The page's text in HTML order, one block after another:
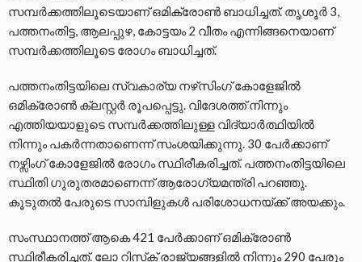
സമ്പര്‍ക്കത്തിലൂടെയാണ് ഒമിക്രോണ്‍ ബാധിച്ചത്. തൃശൂര്‍ 3,
പത്തനംതിട്ട, ആലപ്പുഴ, കോട്ടയം 2 വീതം എന്നിങ്ങനെയാണ്
സമ്പര്‍ക്കത്തിലൂടെ രോഗം ബാധിച്ചത്.
പത്തനംതിട്ടയിലെ സ്വകാര്യ നഴ്‌സിംഗ് കോളേജില്‍
ഒമിക്രോണ്‍ ക്ലസ്റ്റര്‍ രൂപപ്പെട്ടു. വിദേശത്ത് നിന്നും
എത്തിയയാളുടെ സമ്പര്‍ക്കത്തിലുള്ള വിദ്യാര്‍ത്ഥിയില്‍
നിന്നും പകര്‍ന്നതാണെന്ന് സംശയിക്കുന്നു. 30 പേര്‍ക്കാണ്
നഴ്സിംഗ് കോളേജില്‍ രോഗം സ്ഥിരീകരിച്ചത്. പത്തനംതിട്ടയിലെ
സ്ഥിതി ഗുരുതരമാണെന്ന് ആരോഗ്യമന്ത്രി പറഞ്ഞു.
കൂടുതല്‍ പേരുടെ സാമ്പിളുകള്‍ പരിശോധനയ്ക്ക് അയക്കും.
സംസ്ഥാനത്ത് ആകെ 421 പേര്‍ക്കാണ് ഒമിക്രോണ്‍
സ്ഥിരീകരിച്ചത്. ലോ റിസ്‌ക് രാജ്യങ്ങളില്‍ നിന്നും 290 പേരും